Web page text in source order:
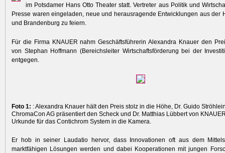
im Potsdamer Hans Otto Theater statt. Vertreter aus Politik und
Presse waren eingeladen, neue und herausragende Entwicklungen aus der
und Brandenburg zu feiern.
Für die Firma KNAUER nahm Geschäftsführerin Alexandra Knauer den
von Stephan Hoffmann (Bereichsleiter Wirtschaftsförderung bei der
entgegen.
Foto 1: : Alexandra Knauer hält den Preis stolz in die Höhe, Dr. Guido
ChromaCon AG präsentiert den Scheck und Dr. Matthias Lübbert von
Urkunde für das Contichrom System in die Kamera.
Er hob in seiner Laudatio hervor, dass Innovationen oft aus dem
marktfähigen Lösungen werden und dabei Kooperationen mit jungen